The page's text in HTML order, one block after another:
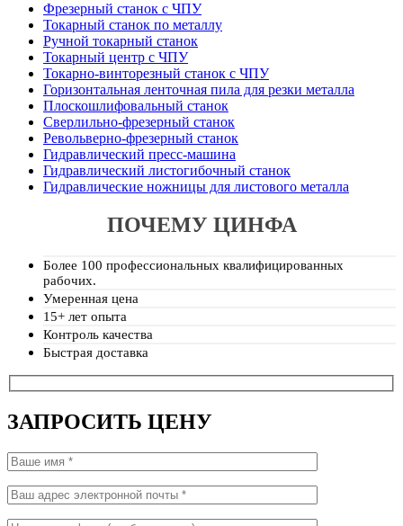
Фрезерный станок с ЧПУ
Токарный станок по металлу
Ручной токарный станок
Токарный центр с ЧПУ
Токарно-винторезный станок с ЧПУ
Горизонтальная ленточная пила для резки металла
Плоскошлифовальный станок
Сверлильно-фрезерный станок
Револьверно-фрезерный станок
Гидравлический пресс-машина
Гидравлический листогибочный станок
Гидравлические ножницы для листового металла
ПОЧЕМУ ЦИНФА
Более 100 профессиональных квалифицированных
рабочих.
Умеренная цена
15+ лет опыта
Контроль качества
Быстрая доставка
ЗАПРОСИТЬ ЦЕНУ